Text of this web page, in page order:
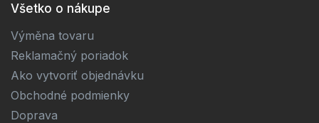
Všetko o nákupe
Výměna tovaru
Reklamačný poriadok
Ako vytvoriť objednávku
Obchodné podmienky
Doprava